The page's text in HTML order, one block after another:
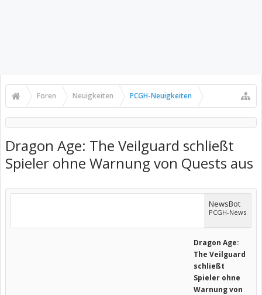
Foren Neuigkeiten PCGH-Neuigkeiten
Dragon Age: The Veilguard schließt
Spieler ohne Warnung von Quests aus
NewsBot
PCGH-News
Dragon Age:
The Veilguard
schließt
Spieler ohne
Warnung von